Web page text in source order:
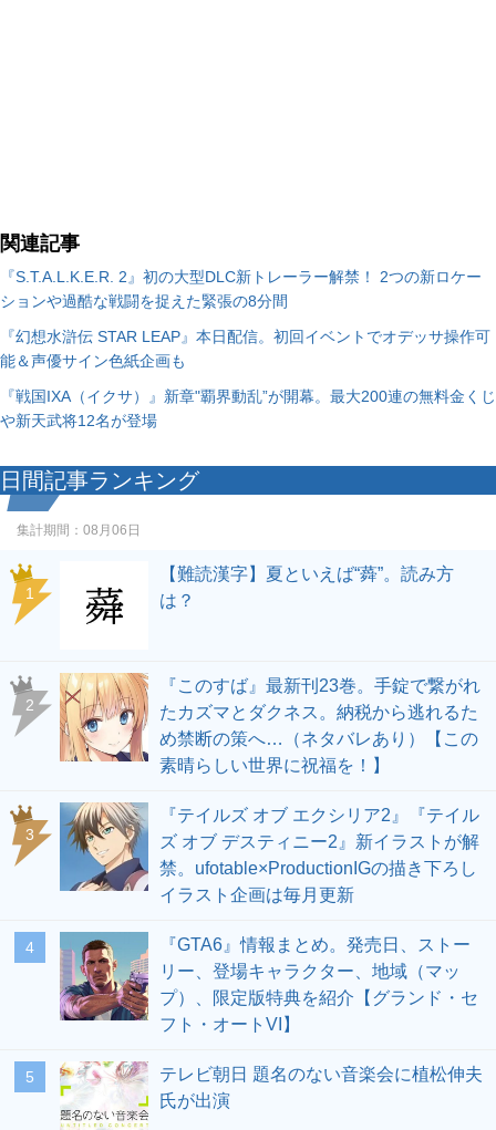
関連記事
『S.T.A.L.K.E.R. 2』初の大型DLC新トレーラー解禁！ 2つの新ロケー
ションや過酷な戦闘を捉えた緊張の8分間
『幻想水滸伝 STAR LEAP』本日配信。初回イベントでオデッサ操作可
能＆声優サイン色紙企画も
『戦国IXA（イクサ）』新章"覇界動乱”が開幕。最大200連の無料金くじ
や新天武将12名が登場
日間記事ランキング
集計期間： 08月06日
1
【難読漢字】夏といえば“蕣”。読み方
は？
2
『このすば』最新刊23巻。手錠で繋がれ
たカズマとダクネス。納税から逃れるた
め禁断の策へ…（ネタバレあり）【この
素晴らしい世界に祝福を！】
3
『テイルズ オブ エクシリア2』『テイル
ズ オブ デスティニー2』新イラストが解
禁。ufotable×ProductionIGの描き下ろし
イラスト企画は毎月更新
4
『GTA6』情報まとめ。発売日、ストー
リー、登場キャラクター、地域（マッ
プ）、限定版特典を紹介【グランド・セ
フト・オートVI】
5
テレビ朝日 題名のない音楽会に植松伸夫
氏が出演